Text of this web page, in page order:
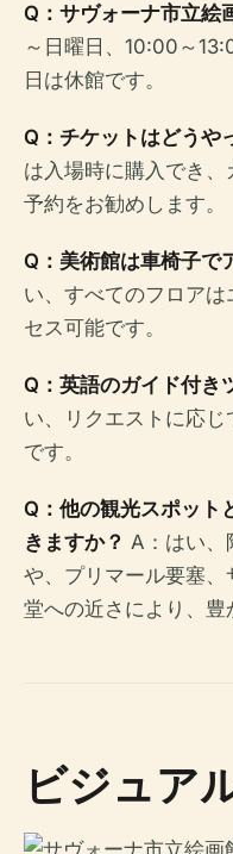
Q：サヴォーナ市立絵
～日曜日、10:00～
日は休館です。
Q：チケットはどうや
は入場時に購入でき
予約をお勧めします。
Q：美術館は車椅子で
い、すべてのフロア
セス可能です。
Q：英語のガイド付き
い、リクエストに応
です。
Q：他の観光スポット
きますか？ A：はい、
や、プリマール要塞
堂への近さにより、豊
ビジュア